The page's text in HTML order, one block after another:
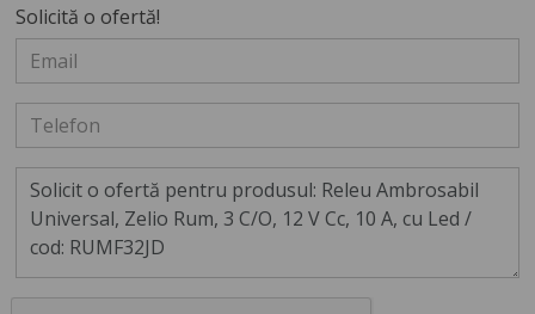
Solicită o ofertă!